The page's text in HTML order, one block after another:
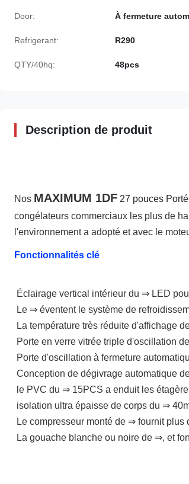
Door: À fermeture
Refrigerant: R290
QTY/40hq: 48pcs
Description de produit
Nos MAXIMUM 1DF 27 pouces
congélateurs commerciaux les plus de
l'environnement a adopté et avec le
Fonctionnalités clé
Éclairage vertical intérieur du ⇒ LED
Le ⇒ éventent le système de
La température très réduite d'affichage
Porte en verre vitrée triple d'oscillation
Porte d'oscillation à fermeture
Conception de dégivrage automatique
le PVC du ⇒ 15PCS a enduit les
isolation ultra épaisse de corps du ⇒
Le compresseur monté de ⇒ fournit
La gouache blanche ou noire de ⇒, et